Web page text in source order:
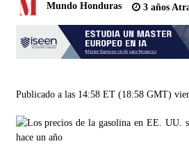
Mundo Honduras 3 años
Publicado a las 14:58 ET (18:58 GMT)